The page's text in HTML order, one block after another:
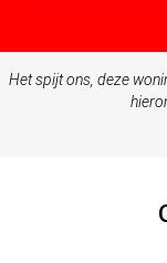
Het spijt ons, deze